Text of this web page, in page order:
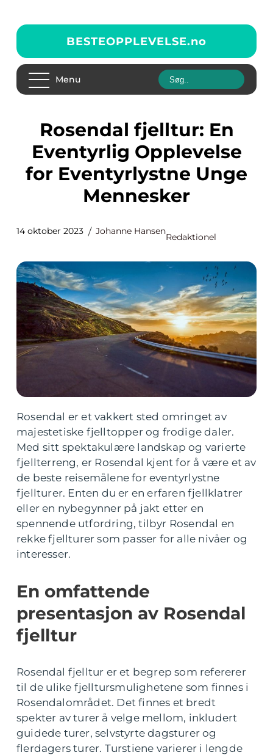
BESTEOPPLEVELSE.no
Menu
Rosendal fjelltur: En
Eventyrlig Opplevelse
for Eventyrlystne Unge
Mennesker
14 oktober 2023 Johanne Hansen
Redaktionel
Rosendal er et vakkert sted omringet av
majestetiske fjelltopper og frodige daler.
Med sitt spektakulære landskap og varierte
fjellterreng, er Rosendal kjent for å være et av
de beste reisemålene for eventyrlystne
fjellturer. Enten du er en erfaren fjellklatrer
eller en nybegynner på jakt etter en
spennende utfordring, tilbyr Rosendal en
rekke fjellturer som passer for alle nivåer og
interesser.
En omfattende
presentasjon av Rosendal
fjelltur
Rosendal fjelltur er et begrep som refererer
til de ulike fjelltursmulighetene som finnes i
Rosendalområdet. Det finnes et bredt
spekter av turer å velge mellom, inkludert
guidede turer, selvstyrte dagsturer og
flerdagers turer. Turstiene varierer i lengde